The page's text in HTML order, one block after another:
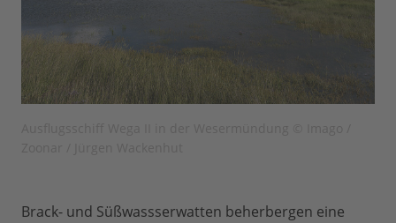
Brack- und Süßwassserwatten beherbergen eine